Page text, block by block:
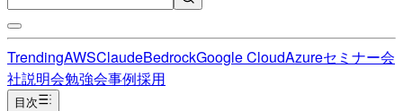
TrendingAWSClaudeBedrockGoogle CloudAzureセミナー会
社説明会勉強会事例採用
目次